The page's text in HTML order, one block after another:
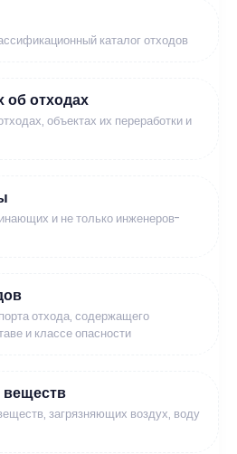
каталог отходов
об отходах
объектах их переработки и
и не только инженеров-
отхода, содержащего
и классе опасности
загрязняющих воздух, воду